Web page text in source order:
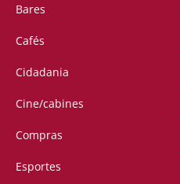
Bares
Cafés
Cidadania
Cine/cabines
Compras
Esportes